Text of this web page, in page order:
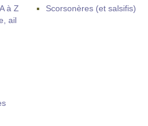
à Z
ail
Scorsonères (et salsifis)